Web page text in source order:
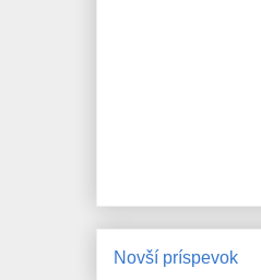
Novší príspevok